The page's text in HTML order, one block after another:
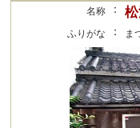
名称 ：
ふりがな ： ま